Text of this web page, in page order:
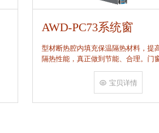
AWD-PC73系统窗
型材断热腔内填充保温隔热材料，提
隔热性能，真正做到节能、合理。门
角，采用多点挤压角码结构与加重型
结合完成，在通过角部加注德国双组
宝贝详情